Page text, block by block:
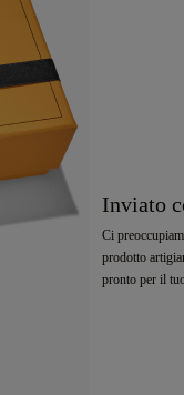
Inviato
Ci
prodotto
pronto per il